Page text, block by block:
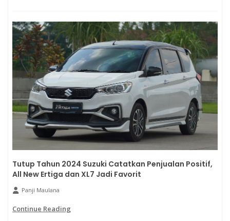
Tutup Tahun 2024 Suzuki Catatkan Penjualan Positif,
All New Ertiga dan XL7 Jadi Favorit
Panji Maulana
Continue Reading